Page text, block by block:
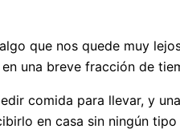
que nos quede muy
una breve fracción de
comida para llevar, y
en casa sin ningún